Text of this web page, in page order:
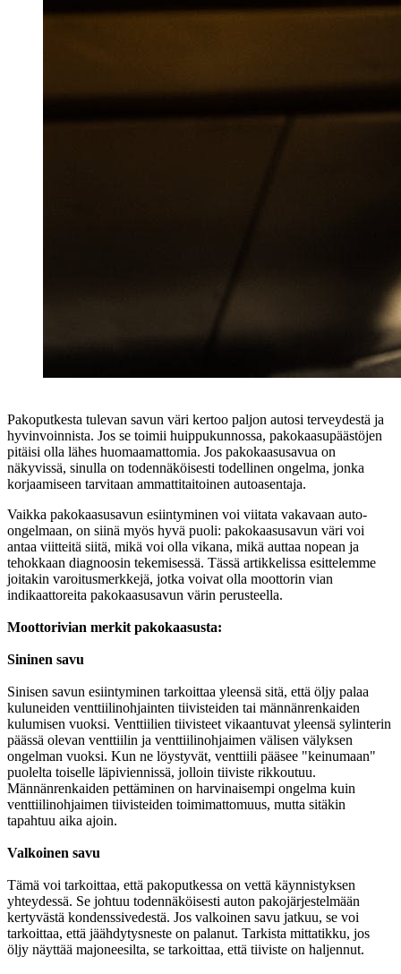
Pakoputkesta tulevan savun väri kertoo paljon autosi terveydestä ja
hyvinvoinnista. Jos se toimii huippukunnossa, pakokaasupäästöjen
pitäisi olla lähes huomaamattomia. Jos pakokaasusavua on
näkyvissä, sinulla on todennäköisesti todellinen ongelma, jonka
korjaamiseen tarvitaan ammattitaitoinen autoasentaja.
Vaikka pakokaasusavun esiintyminen voi viitata vakavaan auto-
ongelmaan, on siinä myös hyvä puoli: pakokaasusavun väri voi
antaa viitteitä siitä, mikä voi olla vikana, mikä auttaa nopean ja
tehokkaan diagnoosin tekemisessä. Tässä artikkelissa esittelemme
joitakin varoitusmerkkejä, jotka voivat olla moottorin vian
indikaattoreita pakokaasusavun värin perusteella.
Moottorivian merkit pakokaasusta:
Sininen savu
Sinisen savun esiintyminen tarkoittaa yleensä sitä, että öljy palaa
kuluneiden venttiilinohjainten tiivisteiden tai männänrenkaiden
kulumisen vuoksi. Venttiilien tiivisteet vikaantuvat yleensä sylinterin
päässä olevan venttiilin ja venttiilinohjaimen välisen välyksen
ongelman vuoksi. Kun ne löystyvät, venttiili pääsee "keinumaan"
puolelta toiselle läpiviennissä, jolloin tiiviste rikkoutuu.
Männänrenkaiden pettäminen on harvinaisempi ongelma kuin
venttiilinohjaimen tiivisteiden toimimattomuus, mutta sitäkin
tapahtuu aika ajoin.
Valkoinen savu
Tämä voi tarkoittaa, että pakoputkessa on vettä käynnistyksen
yhteydessä. Se johtuu todennäköisesti auton pakojärjestelmään
kertyvästä kondenssivedestä. Jos valkoinen savu jatkuu, se voi
tarkoittaa, että jäähdytysneste on palanut. Tarkista mittatikku, jos
öljy näyttää majoneesilta, se tarkoittaa, että tiiviste on haljennut.